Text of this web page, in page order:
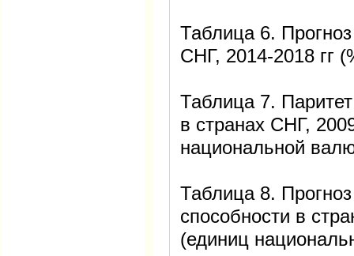
Таблица 6.
СНГ, 2014-2018 гг
Таблица 7.
в странах СНГ,
национальной
Таблица 8.
способности в
(единиц